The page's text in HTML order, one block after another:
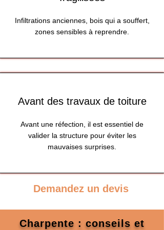
Infiltrations anciennes, bois qui a souffert,
zones sensibles à reprendre.
Avant des travaux de toiture
Avant une réfection, il est essentiel de
valider la structure pour éviter les
mauvaises surprises.
Demandez un devis
Charpente : conseils et